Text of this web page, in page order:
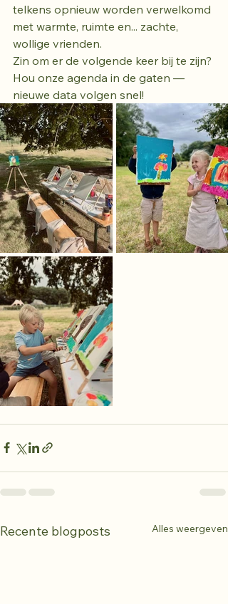
telkens opnieuw worden verwelkomd
met warmte, ruimte en... zachte,
wollige vrienden.
Zin om er de volgende keer bij te zijn?
Hou onze agenda in de gaten —
nieuwe data volgen snel!
Recente blogposts Alles weergeven